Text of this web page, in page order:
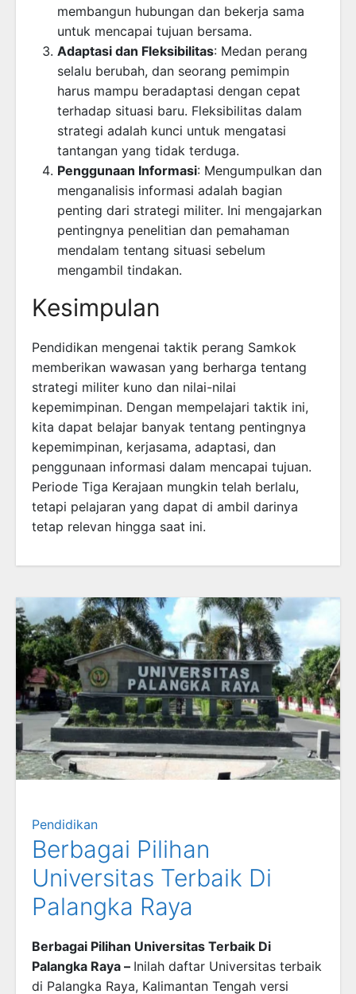
membangun hubungan dan bekerja sama
untuk mencapai tujuan bersama.
Adaptasi dan Fleksibilitas: Medan perang
selalu berubah, dan seorang pemimpin
harus mampu beradaptasi dengan cepat
terhadap situasi baru. Fleksibilitas dalam
strategi adalah kunci untuk mengatasi
tantangan yang tidak terduga.
Penggunaan Informasi: Mengumpulkan dan
menganalisis informasi adalah bagian
penting dari strategi militer. Ini mengajarkan
pentingnya penelitian dan pemahaman
mendalam tentang situasi sebelum
mengambil tindakan.
Kesimpulan
Pendidikan mengenai taktik perang Samkok
memberikan wawasan yang berharga tentang
strategi militer kuno dan nilai-nilai
kepemimpinan. Dengan mempelajari taktik ini,
kita dapat belajar banyak tentang pentingnya
kepemimpinan, kerjasama, adaptasi, dan
penggunaan informasi dalam mencapai tujuan.
Periode Tiga Kerajaan mungkin telah berlalu,
tetapi pelajaran yang dapat di ambil darinya
tetap relevan hingga saat ini.
Pendidikan
Berbagai Pilihan
Universitas Terbaik Di
Palangka Raya
Berbagai Pilihan Universitas Terbaik Di
Palangka Raya – Inilah daftar Universitas terbaik
di Palangka Raya, Kalimantan Tengah versi